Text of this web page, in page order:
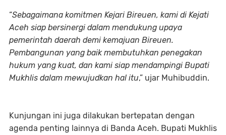
“Sebagaimana komitmen Kejari Bireuen, kami di Kejati
Aceh siap bersinergi dalam mendukung upaya
pemerintah daerah demi kemajuan Bireuen.
Pembangunan yang baik membutuhkan penegakan
hukum yang kuat, dan kami siap mendampingi Bupati
Mukhlis dalam mewujudkan hal itu,” ujar Muhibuddin.
Kunjungan ini juga dilakukan bertepatan dengan
agenda penting lainnya di Banda Aceh. Bupati Mukhlis